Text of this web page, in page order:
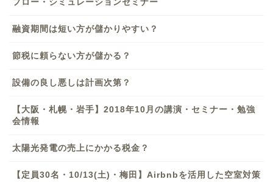
フロー・シミュレーションセミナー
融資期間は短い方が儲かりやすい？
節税に頼らない方が儲かる？
設備の良し悪しは計画次第？
【大阪・札幌・岩手】2018年10月の講演・セミナー・勉強
会情報
太陽光発電の売上にかかる税金？
【定員30名・10/13(土)・梅田】Airbnbを活用した空室対策